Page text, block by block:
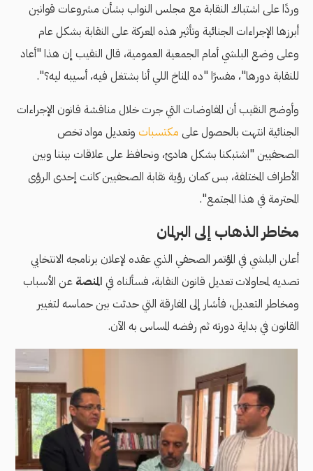
وردًا على اشتباك النقابة مع مجلس النواب بشأن مشروعات قوانين
أبرزها الإجراءات الجنائية وتأثير هذه المعركة على النقابة بشكل عام
وعلى وضع البلشي أمام الجمعية العمومية، قال النقيب إن هذا "أعاد
للنقابة دورها"، مفسرًا "ده المناخ اللي أنا بشتغل فيه، أسيبه ليه؟".
وأوضح النقيب أن المفاوضات التي جرت خلال مناقشة قانون الإجراءات
الجنائية انتهت بالحصول على مكتسبات وتعديل مواد تخص
الصحفيين "اشتبكنا بشكل هادئ، ونحافظ على علاقات بيننا وبين
الأطراف المختلفة، بس كمان رؤية نقابة الصحفيين كانت إحدى الرؤى
المحترمة في هذا المجتمع".
مخاطر الذهاب إلى البرلمان
أعلن البلشي في المؤتمر الصحفي الذي عقده لإعلان برنامجه الانتخابي
تصديه لمحاولات تعديل قانون النقابة، فسألناه في المنصة عن الأسباب
ومخاطر التعديل، فأشار إلى المفارقة التي حدثت بين حماسه لتغيير
القانون في بداية دورته ثم رفضه المساس به الآن.